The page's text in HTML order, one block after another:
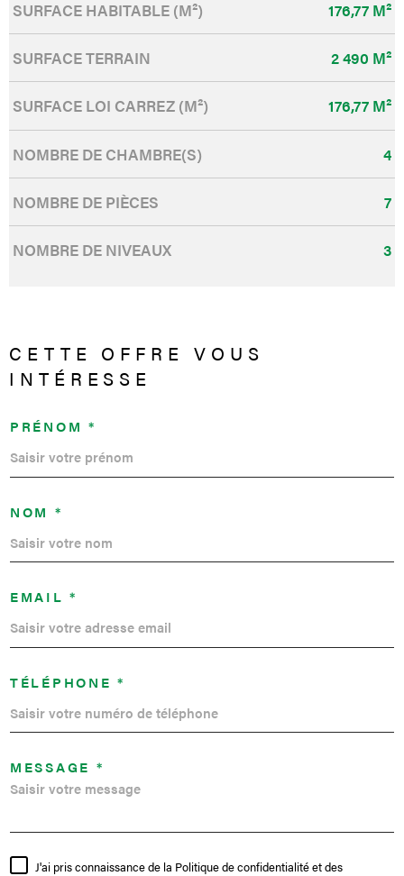
SURFACE HABITABLE (M²) 176,77 M²
SURFACE TERRAIN 2 490 M²
SURFACE LOI CARREZ (M²) 176,77 M²
NOMBRE DE CHAMBRE(S) 4
NOMBRE DE PIÈCES 7
NOMBRE DE NIVEAUX 3
CETTE OFFRE
VOUS
INTÉRESSE
PRÉNOM *
NOM *
EMAIL *
TÉLÉPHONE *
MESSAGE *
J'ai pris connaissance de la Politique de confidentialité et des